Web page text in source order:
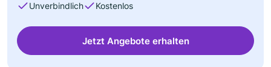
Unverbindlich Kostenlos
Jetzt Angebote erhalten